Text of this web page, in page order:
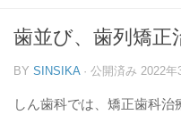
歯並び、歯列矯正
BY SINSIKA · 公開済み 2022年
しん歯科では、矯正歯科治